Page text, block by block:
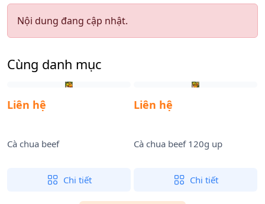
Nội dung đang cập nhật.
Cùng danh mục
Liên hệ
Cà chua beef
Chi tiết
Liên hệ
Cà chua beef 120g up
Chi tiết